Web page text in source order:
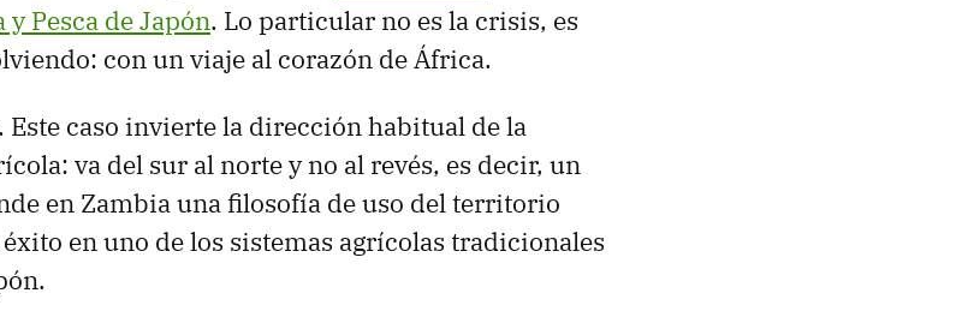
Pesca de Japón. Lo particular no es la crisis, es
con un viaje al corazón de África.
. Este caso invierte la dirección habitual de la
va del sur al norte y no al revés, es decir, un
en Zambia una filosofía de uso del territorio
en uno de los sistemas agrícolas tradicionales